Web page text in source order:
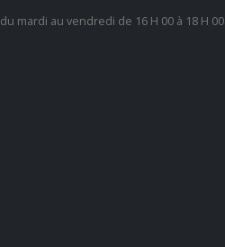
du mardi au vendredi de 16 H 00 à 18 H 00